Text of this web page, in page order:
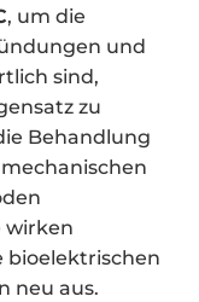
, um die
und
sind,
zu
Behandlung
wirken
bioelektrischen
neu aus.